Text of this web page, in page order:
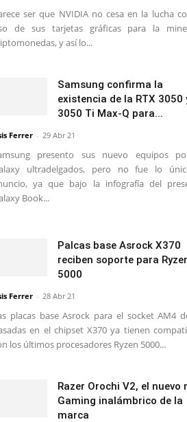
ser que NVIDIA no cesa en la lucha
de sus tarjetas gráficas para la
y así lo...
Samsung confirma la
existencia de la RTX 3050
3050 Ti Max-Q para...
Ferrer - 29 Abr 21
presento sus nuevo equipos
ultradelgados, pero no fue lo
ya que bajo la infografía del
Book...
Palcas base Asrock X370
reciben soporte para
5000
Ferrer - 28 Abr 21
placas base Asrock para el socket AM4
en el chipset X370 ya tienen
los últimos procesadores Ryzen 5000...
Razer Orochi V2, el nuevo
Gaming inalámbrico de la
marca